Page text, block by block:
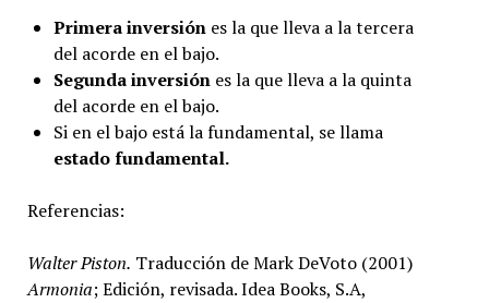
Primera inversión es la que lleva a la tercera
del acorde en el bajo.
Segunda inversiónes la que lleva a la quinta
del acorde en el bajo.
Si en el bajo está la fundamental, se llama
estado fundamental.
Referencias:
Walter Piston. Traducción de Mark DeVoto (2001)
Armonia; Edición, revisada. Idea Books, S.A,